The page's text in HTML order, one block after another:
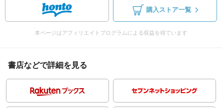
購入ストア一覧
本ページはアフィリエイトプログラムによる収益を得ています
書店などで詳細を見る